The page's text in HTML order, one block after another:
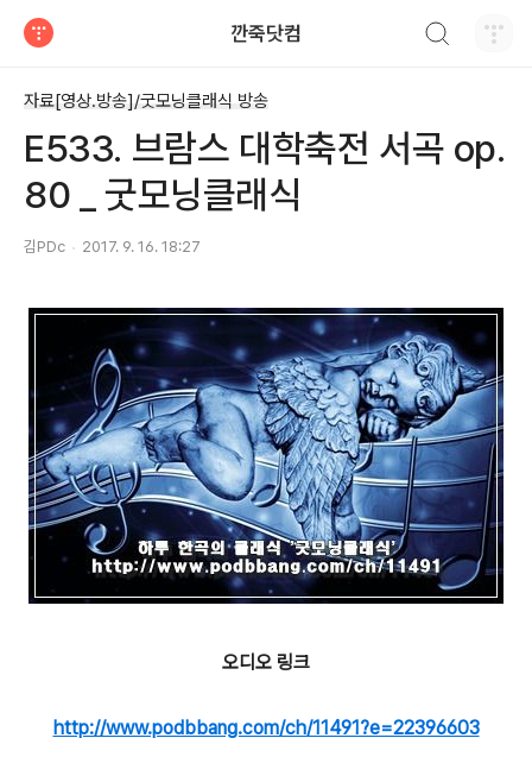
깐죽닷컴
자료[영상.방송]/굿모닝클래식 방송
E533. 브람스 대학축전 서곡 op.
80 _ 굿모닝클래식
김PDc 2017. 9. 16. 18:27
오디오 링크
http://www.podbbang.com/ch/11491?e=22396603